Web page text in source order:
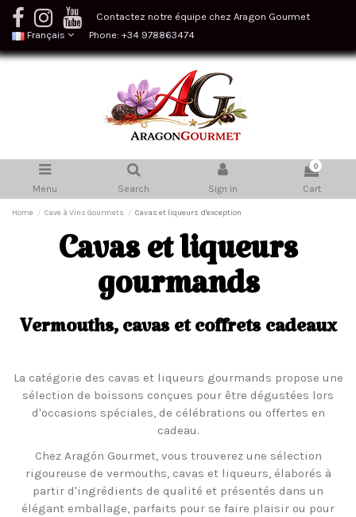
Contactez notre équipe chez Aragon Gourmet
Français
Phone: +34 978863474
Menu Search Sign in
0
Cart
Home Cave à Vins Gourmets Cavas et liqueurs d'exception
Cavas et liqueurs
gourmands
Vermouths, cavas et coffrets cadeaux
La catégorie des cavas et liqueurs gourmands propose une
sélection de boissons conçues pour être dégustées lors
d'occasions spéciales, de célébrations ou offertes en
cadeau.
Chez Aragón Gourmet, vous trouverez une sélection
rigoureuse de vermouths, cavas et liqueurs, élaborés à
partir d'ingrédients de qualité et présentés dans un
élégant emballage, parfaits pour se faire plaisir ou pour